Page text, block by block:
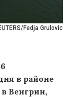
Fedja Grulovic
в районе
Венгрии,